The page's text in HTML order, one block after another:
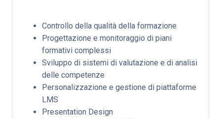
Controllo della qualità della formazione
Progettazione e monitoraggio di piani
formativi complessi
Sviluppo di sistemi di valutazione e di analisi
delle competenze
Personalizzazione e gestione di piattaforme
LMS
Presentation Design